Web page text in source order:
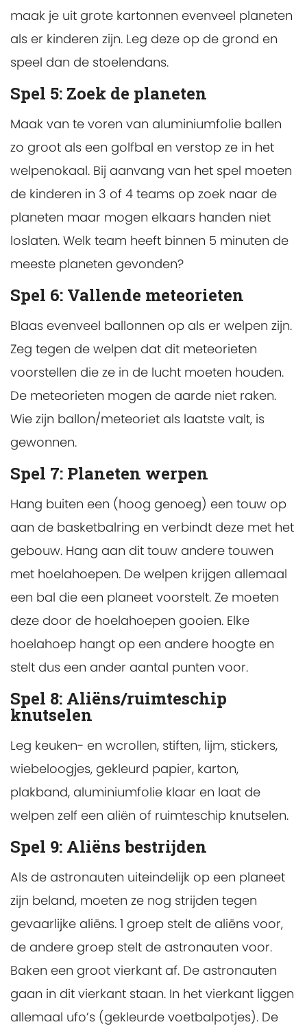
maak je uit grote kartonnen evenveel planeten
als er kinderen zijn. Leg deze op de grond en
speel dan de stoelendans.
Spel 5: Zoek de planeten
Maak van te voren van aluminiumfolie ballen
zo groot als een golfbal en verstop ze in het
welpenokaal. Bij aanvang van het spel moeten
de kinderen in 3 of 4 teams op zoek naar de
planeten maar mogen elkaars handen niet
loslaten. Welk team heeft binnen 5 minuten de
meeste planeten gevonden?
Spel 6: Vallende meteorieten
Blaas evenveel ballonnen op als er welpen zijn.
Zeg tegen de welpen dat dit meteorieten
voorstellen die ze in de lucht moeten houden.
De meteorieten mogen de aarde niet raken.
Wie zijn ballon/meteoriet als laatste valt, is
gewonnen.
Spel 7: Planeten werpen
Hang buiten een (hoog genoeg) een touw op
aan de basketbalring en verbindt deze met het
gebouw. Hang aan dit touw andere touwen
met hoelahoepen. De welpen krijgen allemaal
een bal die een planeet voorstelt. Ze moeten
deze door de hoelahoepen gooien. Elke
hoelahoep hangt op een andere hoogte en
stelt dus een ander aantal punten voor.
Spel 8: Aliëns/ruimteschip
knutselen
Leg keuken- en wcrollen, stiften, lijm, stickers,
wiebeloogjes, gekleurd papier, karton,
plakband, aluminiumfolie klaar en laat de
welpen zelf een aliën of ruimteschip knutselen.
Spel 9: Aliëns bestrijden
Als de astronauten uiteindelijk op een planeet
zijn beland, moeten ze nog strijden tegen
gevaarlijke aliëns. 1 groep stelt de aliëns voor,
de andere groep stelt de astronauten voor.
Baken een groot vierkant af. De astronauten
gaan in dit vierkant staan. In het vierkant liggen
allemaal ufo’s (gekleurde voetbalpotjes). De